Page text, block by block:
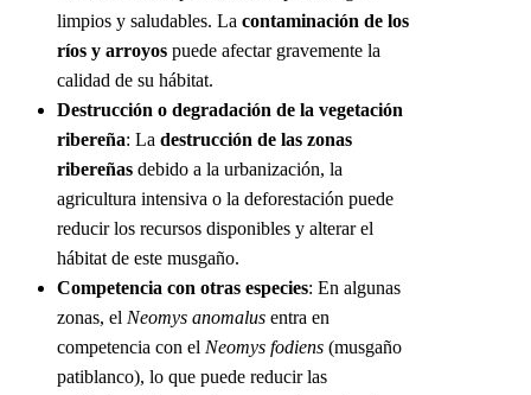
limpios y saludables. La contaminación de los
ríos y arroyos puede afectar gravemente la
calidad de su hábitat.
Destrucción o degradación de la vegetación
ribereña: La destrucción de las zonas
ribereñas debido a la urbanización, la
agricultura intensiva o la deforestación puede
reducir los recursos disponibles y alterar el
hábitat de este musgaño.
Competencia con otras especies: En algunas
zonas, el Neomys anomalus entra en
competencia con el Neomys fodiens (musgaño
patiblanco), lo que puede reducir las